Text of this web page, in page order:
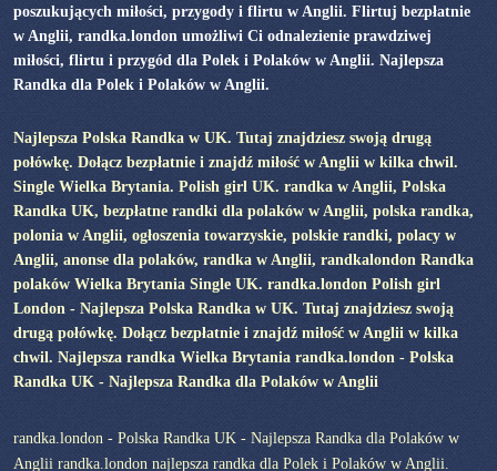
poszukujących miłości, przygody i flirtu w Anglii. Flirtuj bezpłatnie
w Anglii, randka.london umożliwi Ci odnalezienie prawdziwej
miłości, flirtu i przygód dla Polek i Polaków w Anglii. Najlepsza
Randka dla Polek i Polaków w Anglii.
Najlepsza Polska Randka w UK. Tutaj znajdziesz swoją drugą
połówkę. Dołącz bezpłatnie i znajdź miłość w Anglii w kilka chwil.
Single Wielka Brytania. Polish girl UK. randka w Anglii, Polska
Randka UK, bezpłatne randki dla polaków w Anglii, polska randka,
polonia w Anglii, ogłoszenia towarzyskie, polskie randki, polacy w
Anglii, anonse dla polaków, randka w Anglii, randkalondon Randka
polaków Wielka Brytania Single UK. randka.london Polish girl
London - Najlepsza Polska Randka w UK. Tutaj znajdziesz swoją
drugą połówkę. Dołącz bezpłatnie i znajdź miłość w Anglii w kilka
chwil. Najlepsza randka Wielka Brytania randka.london - Polska
Randka UK - Najlepsza Randka dla Polaków w Anglii
randka.london - Polska Randka UK - Najlepsza Randka dla Polaków w
Anglii randka.london najlepsza randka dla Polek i Polaków w Anglii.